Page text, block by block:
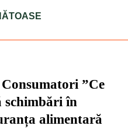
”Ce
schimbări în
alimentară